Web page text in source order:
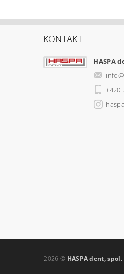
KONTAKT
HASPA
info@
+420
2026 © HASPA dent, spol.